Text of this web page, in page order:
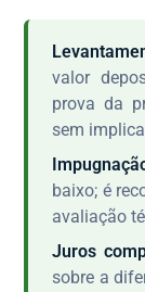
valor
prova da
sem
baixo; é
avaliação
Juros
sobre a